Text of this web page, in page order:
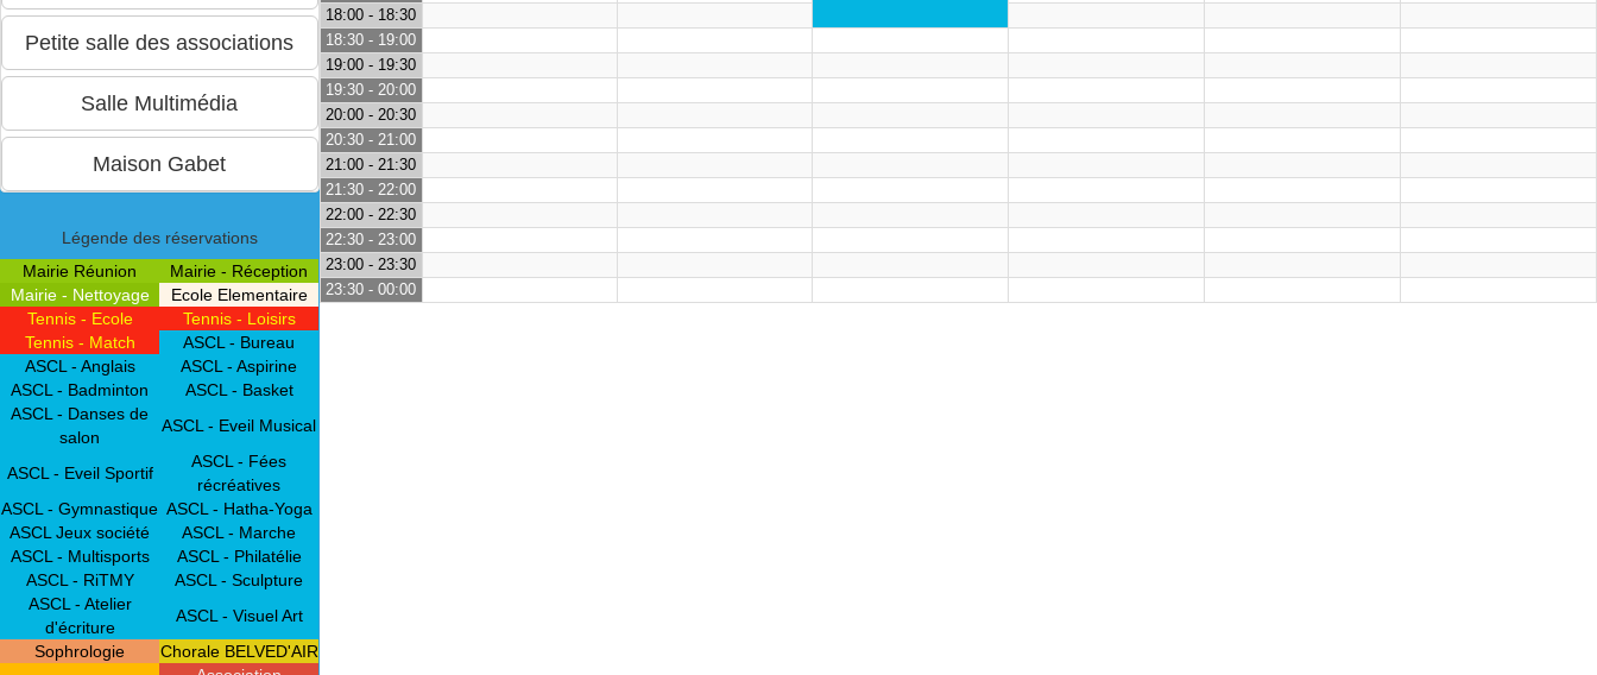
Légende des réservations
Mairie Réunion
Mairie - Réception
Mairie - Nettoyage
Ecole Elementaire
Tennis - Ecole
Tennis - Loisirs
Tennis - Match
ASCL - Bureau
ASCL - Anglais
ASCL - Aspirine
ASCL - Badminton
ASCL - Basket
ASCL - Danses de
salon
ASCL - Eveil Musical
ASCL - Eveil Sportif
ASCL - Fées
récréatives
ASCL - Gymnastique ASCL - Hatha-Yoga
ASCL Jeux société
ASCL - Marche
ASCL - Multisports
ASCL - Philatélie
ASCL - RiTMY
ASCL - Sculpture
ASCL - Atelier
d'écriture
ASCL - Visuel Art
Sophrologie
Chorale BELVED'AIR
18:00 - 18:30
18:30 - 19:00
19:00 - 19:30
19:30 - 20:00
20:00 - 20:30
20:30 - 21:00
21:00 - 21:30
21:30 - 22:00
22:00 - 22:30
22:30 - 23:00
23:00 - 23:30
23:30 - 00:00